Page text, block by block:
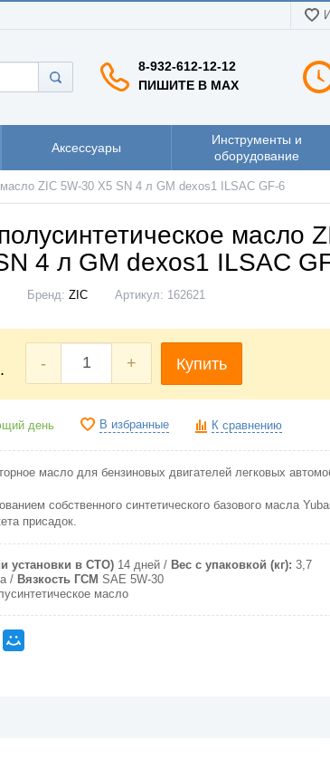
8-932-612-12-12
ПИШИТЕ В MAX
Аксессуары
Инструменты и
оборудование
ZIC 5W-30 X5 SN 4 л GM dexos1 ILSAC GF-6
масло
4 л GM dexos1 ILSAC
Бренд: ZIC Артикул: 162621
- + Купить
день В избранные К сравнению
масло для бензиновых двигателей легковых
собственного синтетического базового масла
присадок.
установки в СТО) 14 дней Вес с упаковкой (кг): 3,7
Вязкость ГСМ SAE 5W-30
масло